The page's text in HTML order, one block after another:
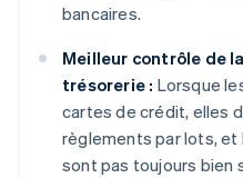
bancaires.
Meilleur contrôle de
trésorerie : Lorsque
cartes de crédit, elles
règlements par lots, et
sont pas toujours bien